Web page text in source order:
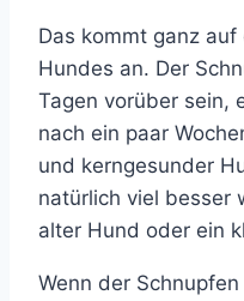
Das kommt ganz
Hundes an. Der
Tagen vorüber sein,
nach ein paar
und kerngesunder
natürlich viel besser
alter Hund oder ein
Wenn der